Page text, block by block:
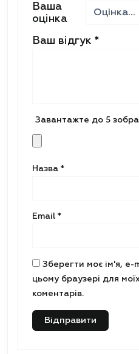
Ваша
оцінка
Ваш відгук *
Завантажте до 5
Назва *
Email *
Зберегти моє ім'я, e-
цьому браузері для
коментарів.